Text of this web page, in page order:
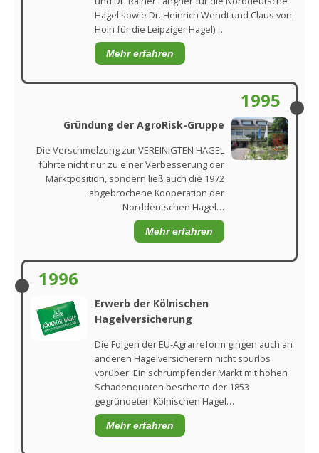
Hagel sowie Dr. Heinrich Wendt und Claus von
Holn für die Leipziger Hagel)…
Mehr erfahren
1995
Gründung der AgroRisk-Gruppe
Die Verschmelzung zur VEREINIGTEN HAGEL
führte nicht nur zu einer Verbesserung der
Marktposition, sondern ließ auch die 1972
abgebrochene Kooperation der
Norddeutschen Hagel…
Mehr erfahren
1996
Erwerb der Kölnischen
Hagelversicherung
Die Folgen der EU-Agrarreform gingen auch an
anderen Hagelversicherern nicht spurlos
vorüber. Ein schrumpfender Markt mit hohen
Schadenquoten bescherte der 1853
gegründeten Kölnischen Hagel…
Mehr erfahren